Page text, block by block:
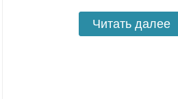
Читать далее